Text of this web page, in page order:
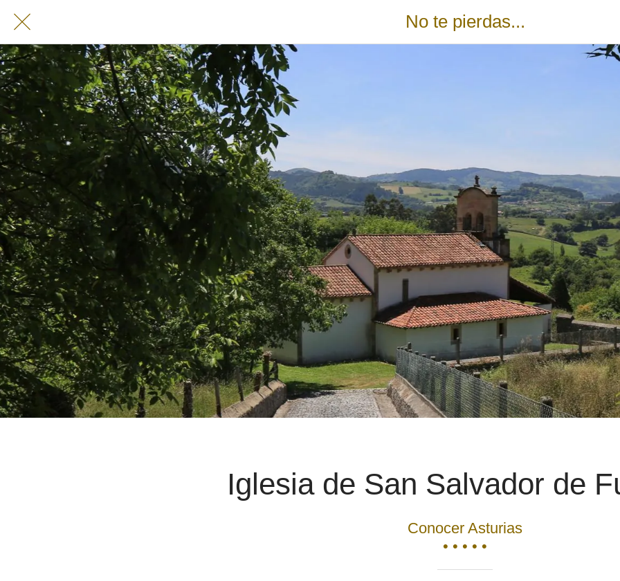
No te pierdas...
Iglesia de San Salvador de
Conocer Asturias
• • • • •